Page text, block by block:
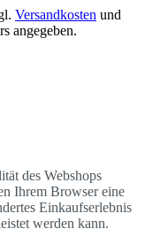
Versandkosten und
angegeben.
des Webshops
Ihrem Browser eine
Einkaufserlebnis
werden kann.